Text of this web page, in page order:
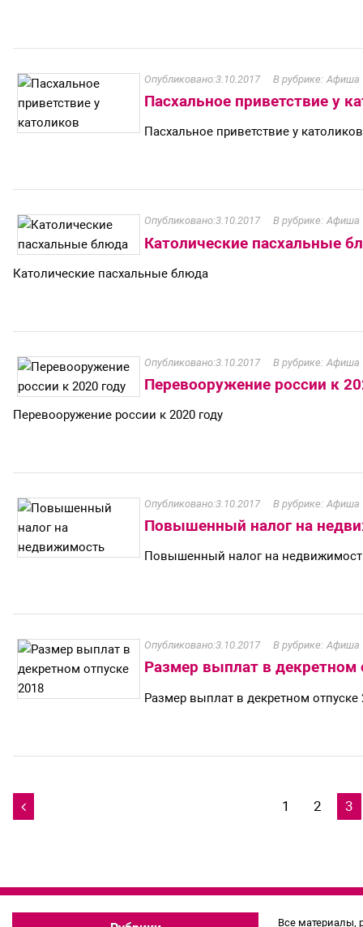
3.10.2017 Афиша
Пасхальное приветствие у
Пасхальное приветствие у католиков
3.10.2017 Афиша
Католические пасхальные
Католические пасхальные блюда
3.10.2017 Афиша
Перевооружение россии к
Перевооружение россии к 2020 году
3.10.2017 Афиша
Повышенный налог на
Повышенный налог на
3.10.2017 Афиша
Размер выплат в декретном
Размер выплат в декретном отпуске
Навигация
 1 2 3
Все материалы,